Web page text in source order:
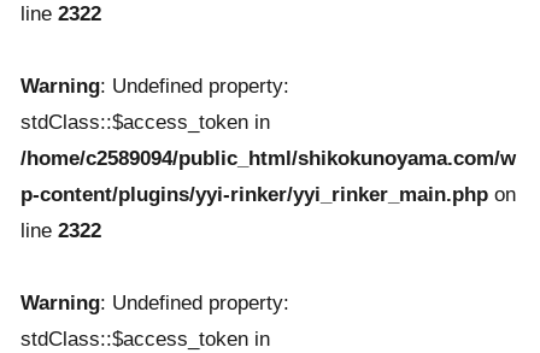
line 2322
Warning: Undefined property:
stdClass::$access_token in
/home/c2589094/public_html/shikokunoyama.com/w
p-content/plugins/yyi-rinker/yyi_rinker_main.php on
line 2322
Warning: Undefined property:
stdClass::$access_token in